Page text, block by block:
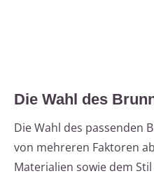
Die Wahl des
Die Wahl des passenden
von mehreren Faktoren
Materialien sowie dem